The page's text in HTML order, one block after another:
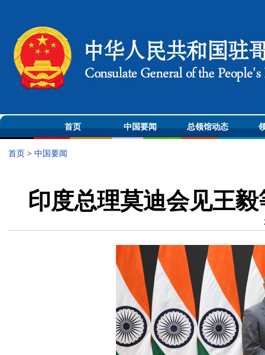
首页 中国要闻 总领馆动态
首页 > 中国要闻
印度总理莫迪会见王